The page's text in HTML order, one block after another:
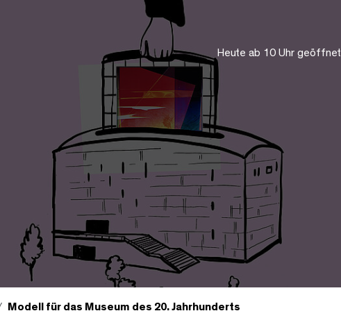
Heute ab 10 Uhr geöffnet
Modell für das Museum des 20. Jahrhunderts